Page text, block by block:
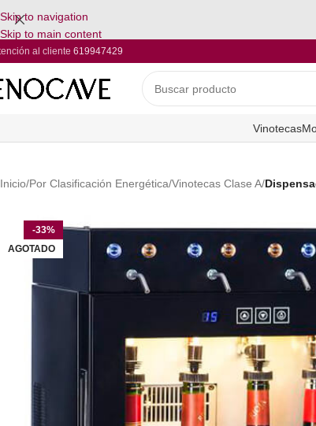
Skip to navigation
Skip to main content
al cliente 619947429
Vinotecas
Inicio/Por Clasificación Energética/Vinotecas Clase A/
-33%
AGOTADO